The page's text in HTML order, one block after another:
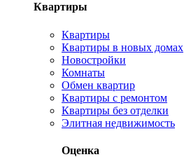
Квартиры
Квартиры
Квартиры в новых домах
Новостройки
Комнаты
Обмен квартир
Квартиры с ремонтом
Квартиры без отделки
Элитная недвижимость
Оценка